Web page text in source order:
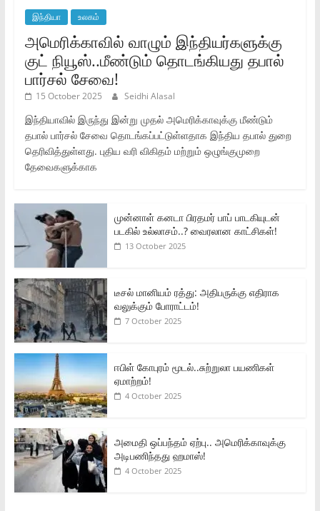
இந்தியா உலகம்
அமெரிக்காவில் வாழும் இந்தியர்களுக்கு
குட் நியூஸ்..மீண்டும் தொடங்கியது தபால்
பார்சல் சேவை!
15 October 2025 Seidhi Alasal
இந்தியாவில் இருந்து இன்று முதல் அமெரிக்காவுக்கு மீண்டும்
தபால் பார்சல் சேவை தொடங்கப்பட்டுள்ளதாக இந்திய தபால் துறை
தெரிவித்துள்ளது. புதிய வரி விகிதம் மற்றும் ஒழுங்குமுறை
தேவைகளுக்காக
முன்னாள் கனடா பிரதமர் பாப் பாடகியுடன்
படகில் உல்லாசம்..? வைரலான காட்சிகள்!
13 October 2025
டீசல் மானியம் ரத்து: அதிபருக்கு எதிராக
வலுக்கும் போராட்டம்!
7 October 2025
ஈபிள் கோபுரம் மூடல்..சுற்றுலா பயணிகள்
ஏமாற்றம்!
4 October 2025
அமைதி ஒப்பந்தம் ஏற்பு.. அமெரிக்காவுக்கு
அடிபணிந்தது ஹமாஸ்!
4 October 2025